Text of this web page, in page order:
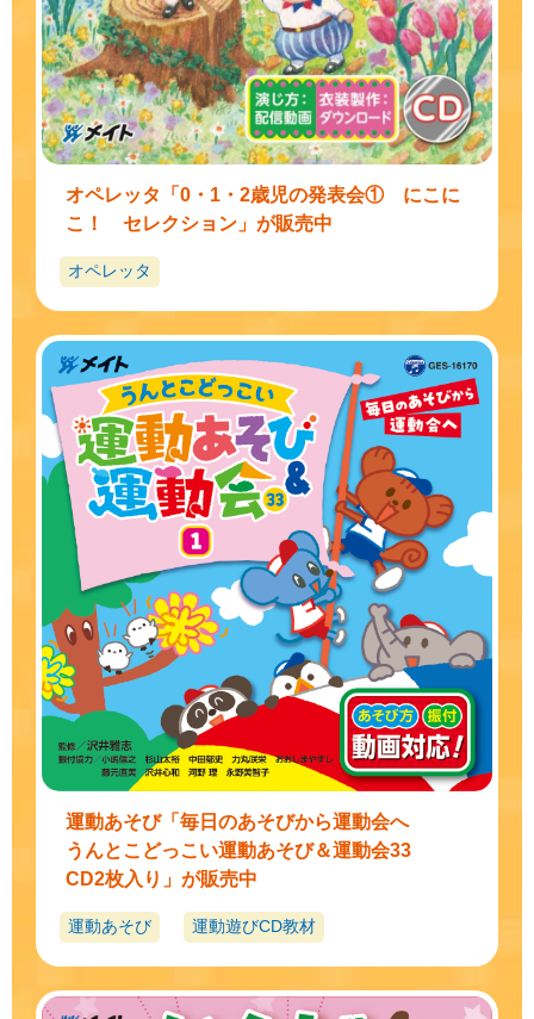
オペレッタ「0・1・2歳児の発表会① にこに
こ！ セレクション」が販売中
オペレッタ
運動あそび「毎日のあそびから運動会へ
うんとこどっこい運動あそび＆運動会33
CD2枚入り」が販売中
運動あそび 運動遊びCD教材